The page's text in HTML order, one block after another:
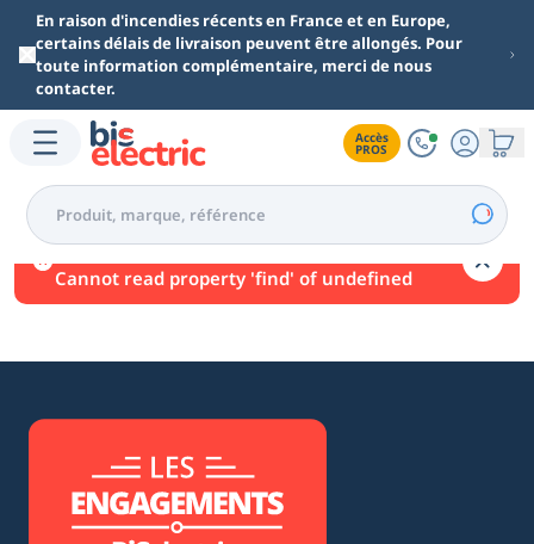
Aller au contenu principal
En raison d'incendies récents en France et en Europe,
certains délais de livraison peuvent être allongés. Pour
toute information complémentaire, merci de nous
contacter.
Accès
PROS
Une erreur est survenue.
Cannot read property 'find' of undefined